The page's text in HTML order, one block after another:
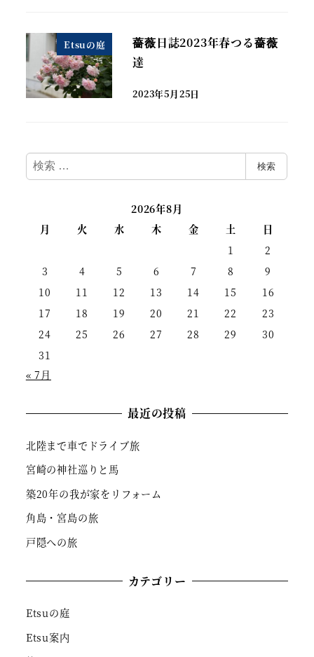
Etsuの庭
薔薇日誌2023年春つる薔薇
達
2023年5月25日
検
索
検索
2026年8月
月
火 水 木 金 土
日
1
2
3
4 5 6 7 8
9
10
11 12 13 14 15
16
17
18 19 20 21 22
23
24
25 26 27 28 29
30
31
« 7月
最近の投稿
北陸まで車でドライブ旅
宮崎の神社巡りと馬
築20年の我が家をリフォーム
角島・宮島の旅
戸隠への旅
カテゴリー
Etsuの庭
Etsu案内